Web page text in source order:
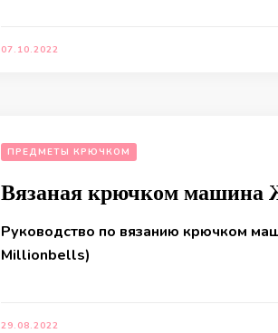
07.10.2022
ПРЕДМЕТЫ КРЮЧКОМ
Вязаная крючком машина
Руководство по вязанию крючком
Millionbells)
29.08.2022